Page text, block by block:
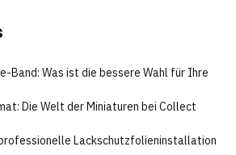
Band: Was ist die bessere Wahl für Ihre
Die Welt der Miniaturen bei Collect
Lackschutzfolieninstallation